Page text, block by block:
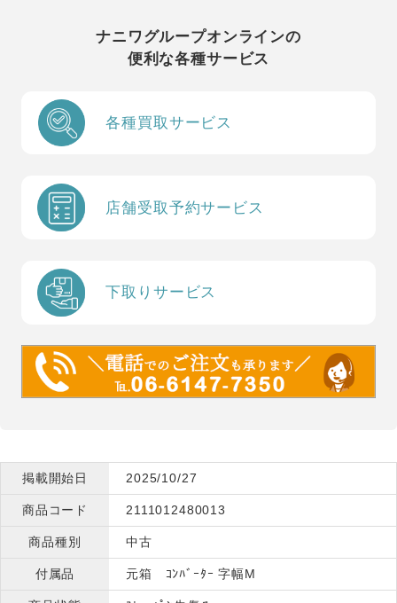
ナニワグループオンラインの
便利な各種サービス
各種買取サービス
店舗受取予約サービス
下取りサービス
掲載開始日 2025/10/27
商品コード 2111012480013
商品種別 中古
付属品 元箱 ｺﾝﾊﾞｰﾀｰ 字幅M